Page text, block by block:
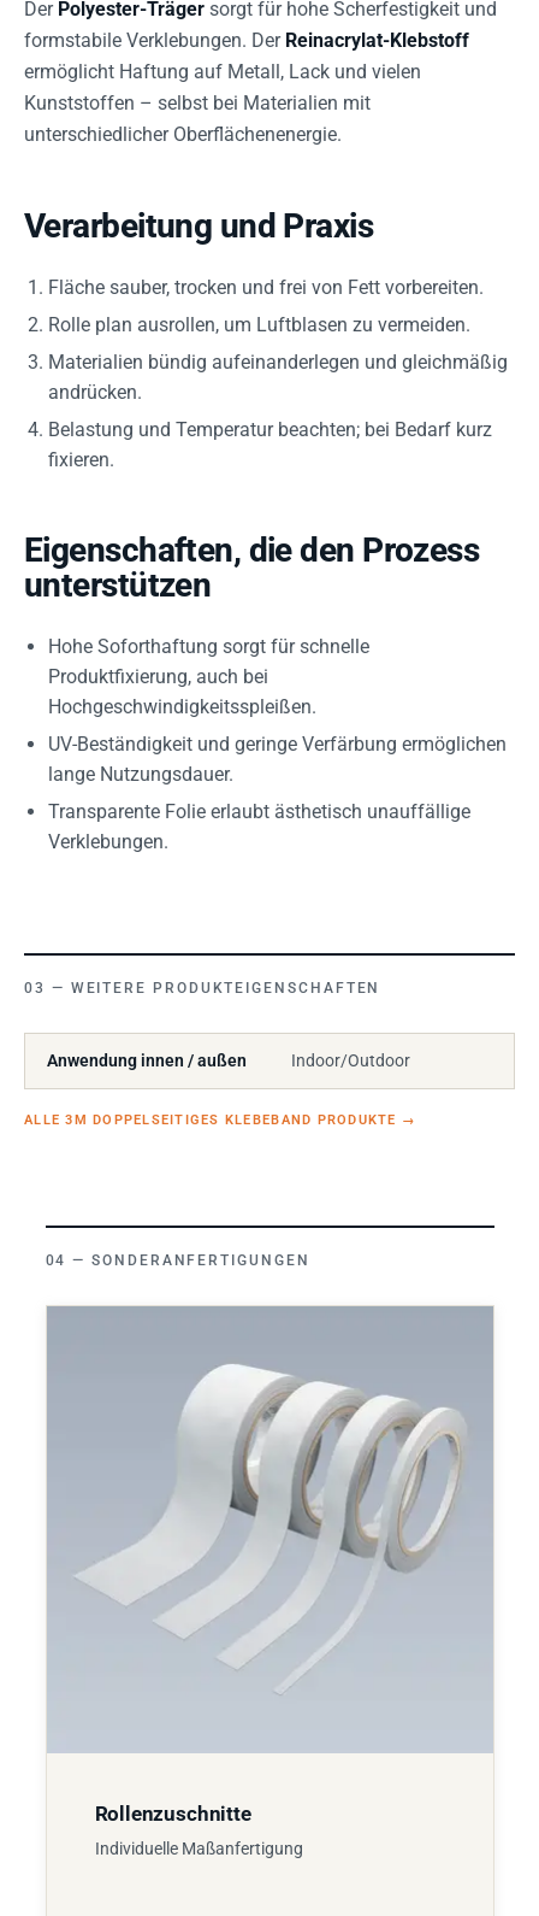
Der Polyester-Träger sorgt für hohe Scherfestigkeit und
formstabile Verklebungen. Der Reinacrylat-Klebstoff
ermöglicht Haftung auf Metall, Lack und vielen
Kunststoffen – selbst bei Materialien mit
unterschiedlicher Oberflächenenergie.
Verarbeitung und Praxis
Fläche sauber, trocken und frei von Fett vorbereiten.
Rolle plan ausrollen, um Luftblasen zu vermeiden.
Materialien bündig aufeinanderlegen und gleichmäßig
andrücken.
Belastung und Temperatur beachten; bei Bedarf kurz
fixieren.
Eigenschaften, die den Prozess
unterstützen
Hohe Soforthaftung sorgt für schnelle
Produktfixierung, auch bei
Hochgeschwindigkeitsspleißen.
UV-Beständigkeit und geringe Verfärbung ermöglichen
lange Nutzungsdauer.
Transparente Folie erlaubt ästhetisch unauffällige
Verklebungen.
WEITERE PRODUKTEIGENSCHAFTEN
Anwendung innen / außen Indoor/Outdoor
ALLE 3M DOPPELSEITIGES KLEBEBAND PRODUKTE →
SONDERANFERTIGUNGEN
Rollenzuschnitte
Individuelle Maßanfertigung